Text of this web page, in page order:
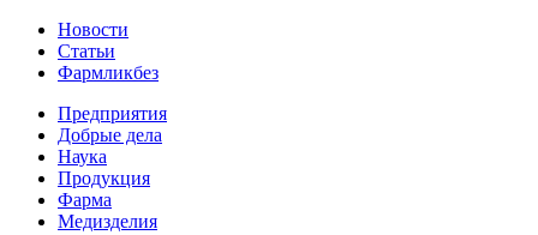
Новости
Статьи
Фармликбез
Предприятия
Добрые дела
Наука
Продукция
Фарма
Медизделия